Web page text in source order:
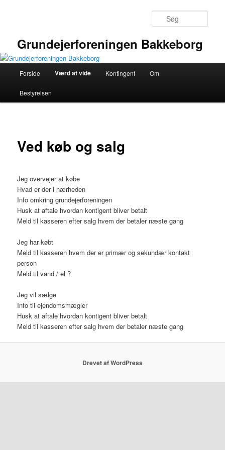
Grundejerforeningen Bakkeborg
Forside Værd at vide Kontingent Om
Bestyrelsen
Ved køb og salg
Jeg overvejer at købe
Hvad er der i nærheden
Info omkring grundejerforeningen
Husk at aftale hvordan kontigent bliver betalt
Meld til kasseren efter salg hvem der betaler næste gang
Jeg har købt
Meld til kasseren hvem der er primær og sekundær kontakt
person
Meld til vand / el ?
Jeg vil sælge
Info til ejendomsmægler
Husk at aftale hvordan kontigent bliver betalt
Meld til kasseren efter salg hvem der betaler næste gang
Drevet af WordPress